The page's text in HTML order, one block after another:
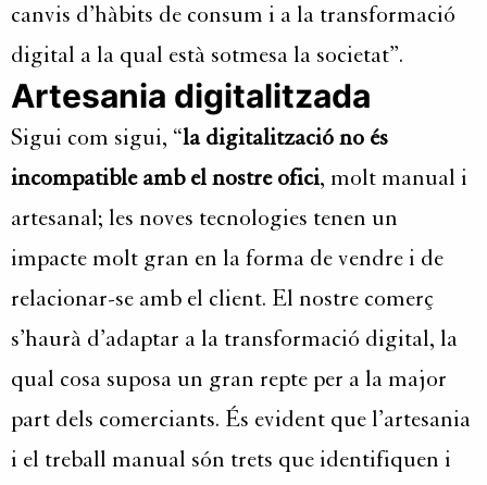
canvis d’hàbits de consum i a la transformació
digital a la qual està sotmesa la societat”.
Artesania digitalitzada
Sigui com sigui, “la digitalització no és
incompatible amb el nostre ofici, molt manual i
artesanal; les noves tecnologies tenen un
impacte molt gran en la forma de vendre i de
relacionar-se amb el client. El nostre comerç
s’haurà d’adaptar a la transformació digital, la
qual cosa suposa un gran repte per a la major
part dels comerciants. És evident que l’artesania
i el treball manual són trets que identifiquen i